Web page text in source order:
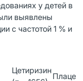
у детей в
выявлены
с частотой 1 % и
Цетиризин